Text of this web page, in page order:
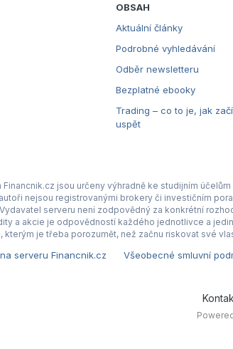
OBSAH
Aktuální články
Podrobné vyhledávání
Odběr newsletteru
Bezplatné ebooky
Trading – co to je, jak
uspět
jsou určeny výhradně ke studijním
nejsou registrovanými brokery či investičním
serveru není zodpovědný za konkrétní
a akcie je odpovědností každého jednotlivce a
kterým je třeba porozumět, než začnu riskovat své
serveru Financnik.cz Všeobecné smluvní